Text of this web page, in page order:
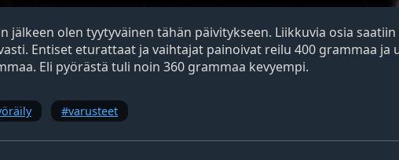
jälkeen olen tyytyväinen tähän päivitykseen. Liikkuvia osia
Entiset eturattaat ja vaihtajat painoivat reilu 400 grammaa ja
Eli pyörästä tuli noin 360 grammaa kevyempi.
varusteet